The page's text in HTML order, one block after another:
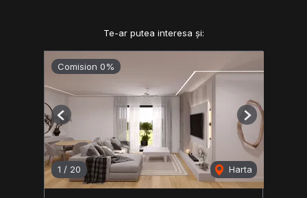
Te-ar putea interesa și:
Comision 0%
1 / 20 Harta
Previous Next